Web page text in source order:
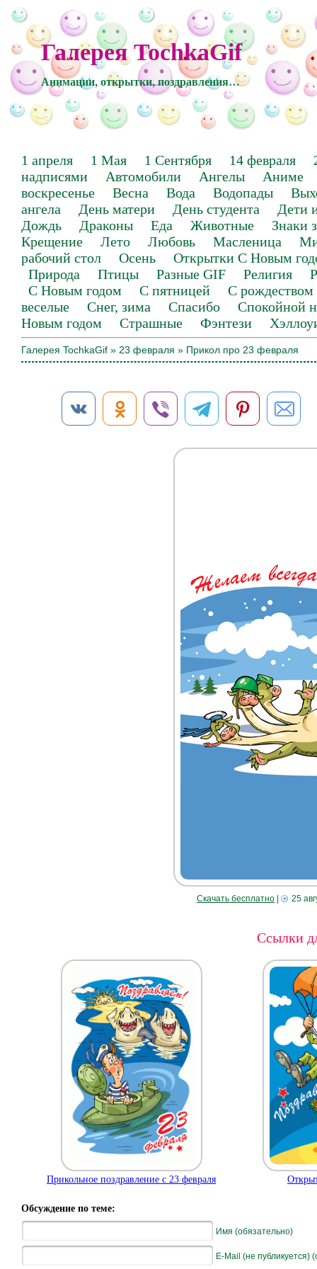
Галерея TochkaGif
Анимации, открытки, поздравления…
1 апреля 1 Мая 1 Сентября 14 февраля
надписями
Автомобили Ангелы
Аниме
воскресенье
Весна Вода Водопады
ангела
День матери День студента
Дети
Дождь
Драконы Еда Животные
Знаки
Крещение
Лето Любовь Масленица
рабочий стол
Осень
Открытки С Новым
Природа
Птицы Разные GIF Религия
С Новым годом
С пятницей
С рождеством
веселые
Снег, зима Спасибо
Спокойной
Новым годом
Страшные Фэнтези
Галерея TochkaGif » 23 февраля » Прикол про 23 февраля
Скачать бесплатно 25
Ссылки
Прикольное поздравление с 23 февраля
Обсуждение по теме:
Имя (обязательно)
E-Mail (не публикуется)